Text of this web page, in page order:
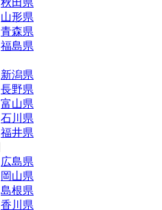
山形県
青森県
福島県
新潟県
長野県
富山県
石川県
福井県
広島県
岡山県
島根県
香川県